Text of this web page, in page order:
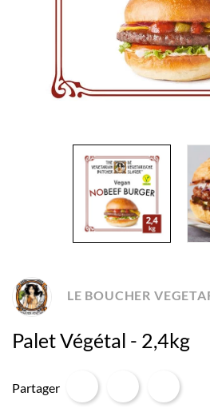
LE BOUCHER
Palet Végétal - 2,4kg
Partager